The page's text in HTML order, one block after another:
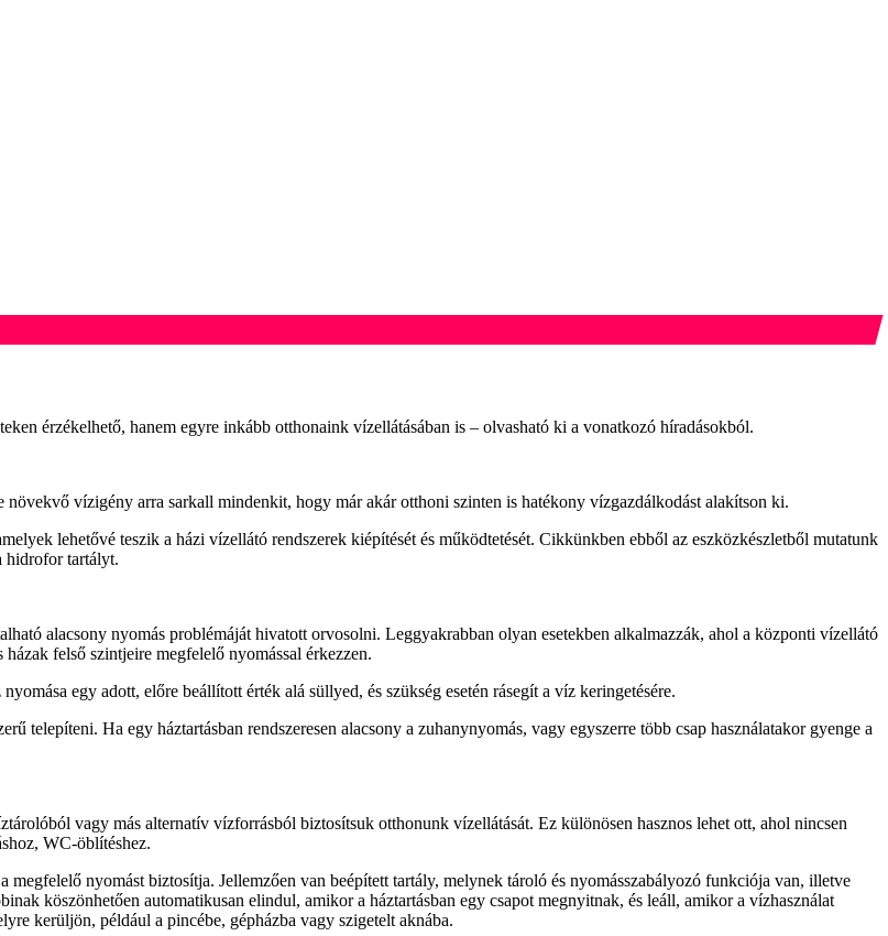
érzékelhető, hanem egyre inkább otthonaink vízellátásában is – olvasható ki a vonatkozó híradásokból.
vízigény arra sarkall mindenkit, hogy már akár otthoni szinten is hatékony vízgazdálkodást alakítson ki.
lehetővé teszik a házi vízellátó rendszerek kiépítését és működtetését. Cikkünkben ebből az eszközkészletből mutatunk
hidrofor tartályt.
alacsony nyomás problémáját hivatott orvosolni. Leggyakrabban olyan esetekben alkalmazzák, ahol a központi vízellátó
felső szintjeire megfelelő nyomással érkezzen.
egy adott, előre beállított érték alá süllyed, és szükség esetén rásegít a víz keringetésére.
telepíteni. Ha egy háztartásban rendszeresen alacsony a zuhanynyomás, vagy egyszerre több csap használatakor gyenge a
vagy más alternatív vízforrásból biztosítsuk otthonunk vízellátását. Ez különösen hasznos lehet ott, ahol nincsen
WC-öblítéshez.
nyomást biztosítja. Jellemzően van beépített tartály, melynek tároló és nyomásszabályozó funkciója van, illetve
köszönhetően automatikusan elindul, amikor a háztartásban egy csapot megnyitnak, és leáll, amikor a vízhasználat
kerüljön, például a pincébe, gépházba vagy szigetelt aknába.